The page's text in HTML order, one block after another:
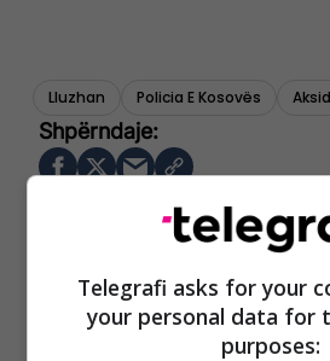
Lluzhan Policia E Kosovës
Telegrafi asks for your
your personal data for
purposes: